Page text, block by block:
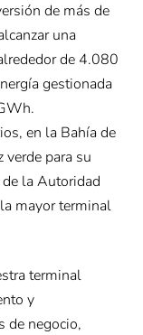
de más de
una
de 4.080
gestionada
en la Bahía de
verde para su
la Autoridad
mayor terminal
terminal
y
de negocio,